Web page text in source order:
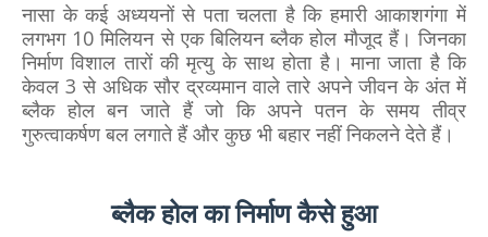
नासा के कई अध्ययनों से पता चलता है कि हमारी आकाशगंगा में
लगभग 10 मिलियन से एक बिलियन ब्लैक होल मौजूद हैं। जिनका
निर्माण विशाल तारों की मृत्यु के साथ होता है। माना जाता है कि
केवल 3 से अधिक सौर द्रव्यमान वाले तारे अपने जीवन के अंत में
ब्लैक होल बन जाते हैं जो कि अपने पतन के समय तीव्र
गुरुत्वाकर्षण बल लगाते हैं और कुछ भी बहार नहीं निकलने देते हैं।
ब्लैक होल का निर्माण कैसे हुआ